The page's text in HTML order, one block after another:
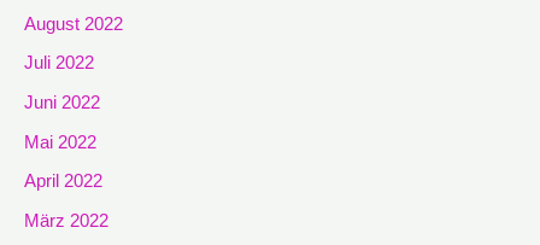
August 2022
Juli 2022
Juni 2022
Mai 2022
April 2022
März 2022